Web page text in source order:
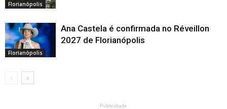
Florianópolis
Florianópolis
Ana Castela é confirmada no Réveillon
2027 de Florianópolis
Publicidade